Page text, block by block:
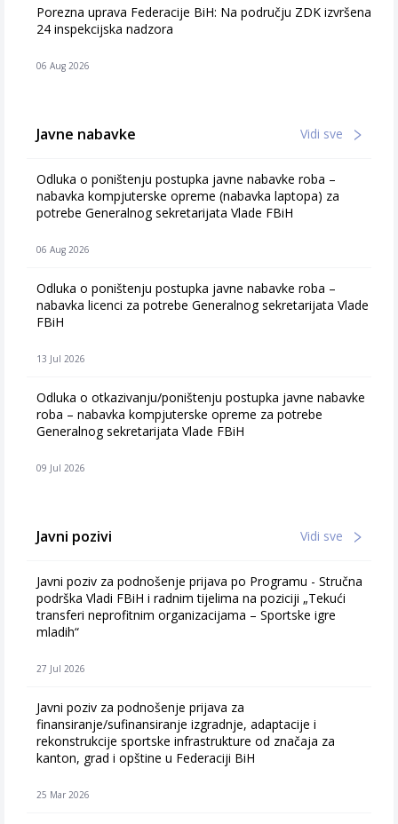
Porezna uprava Federacije BiH: Na području ZDK izvršena
24 inspekcijska nadzora
06 Aug 2026
Javne nabavke Vidi sve
Odluka o poništenju postupka javne nabavke roba –
nabavka kompjuterske opreme (nabavka laptopa) za
potrebe Generalnog sekretarijata Vlade FBiH
06 Aug 2026
Odluka o poništenju postupka javne nabavke roba –
nabavka licenci za potrebe Generalnog sekretarijata Vlade
FBiH
13 Jul 2026
Odluka o otkazivanju/poništenju postupka javne nabavke
roba – nabavka kompjuterske opreme za potrebe
Generalnog sekretarijata Vlade FBiH
09 Jul 2026
Javni pozivi Vidi sve
Javni poziv za podnošenje prijava po Programu - Stručna
podrška Vladi FBiH i radnim tijelima na poziciji „Tekući
transferi neprofitnim organizacijama – Sportske igre
mladih“
27 Jul 2026
Javni poziv za podnošenje prijava za
finansiranje/sufinansiranje izgradnje, adaptacije i
rekonstrukcije sportske infrastrukture od značaja za
kanton, grad i opštine u Federaciji BiH
25 Mar 2026